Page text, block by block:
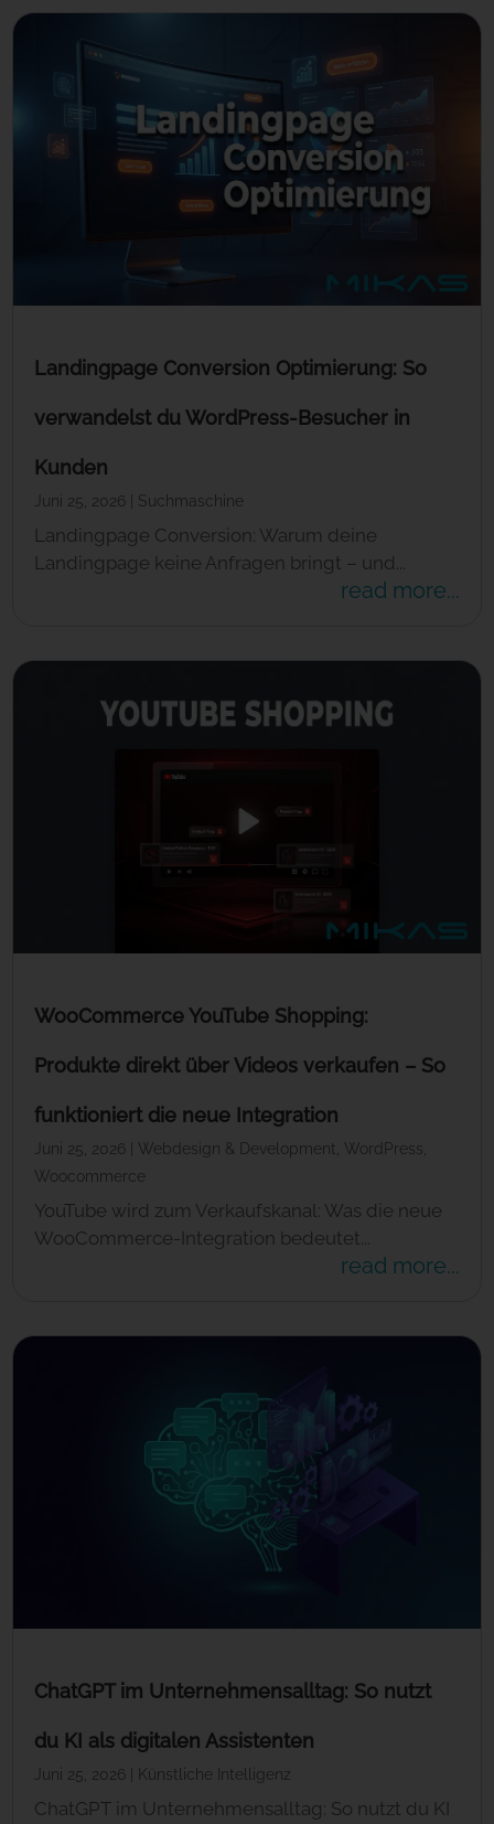
Landingpage Conversion Optimierung: So
verwandelst du WordPress-Besucher in
Kunden
Juni 25, 2026 Suchmaschine
Landingpage Conversion: Warum deine
Landingpage keine Anfragen bringt – und...
read more...
WooCommerce YouTube Shopping:
Produkte direkt über Videos verkaufen – So
funktioniert die neue Integration
Juni 25, 2026 Webdesign & Development WordPress
Woocommerce
YouTube wird zum Verkaufskanal: Was die neue
WooCommerce-Integration bedeutet...
read more...
ChatGPT im Unternehmensalltag: So nutzt
du KI als digitalen Assistenten
Juni 25, 2026 Künstliche Intelligenz
ChatGPT im Unternehmensalltag: So nutzt du KI